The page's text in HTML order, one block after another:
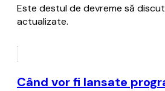
Este destul de devreme să
actualizate.
Când vor fi lansate